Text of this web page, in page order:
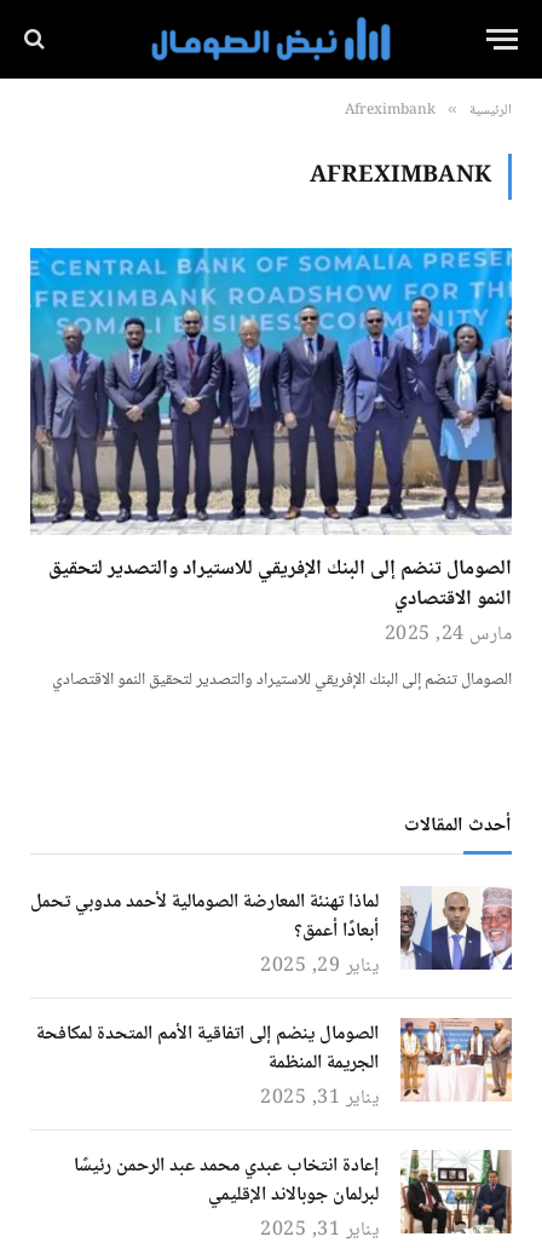
الرئيسية »
Afreximbank
AFREXIMBANK
الصومال تنضم إلى البنك الإفريقي للاستيراد والتصدير لتحقيق
النمو الاقتصادي
مارس 24, 2025
الصومال تنضم إلى البنك الإفريقي للاستيراد والتصدير لتحقيق النمو الاقتصادي
أحدث المقالات
لماذا تهنئة المعارضة الصومالية لأحمد مدوبي تحمل
أبعادًا أعمق؟
يناير 29, 2025
الصومال ينضم إلى اتفاقية الأمم المتحدة لمكافحة
الجريمة المنظمة
يناير 31, 2025
إعادة انتخاب عبدي محمد عبد الرحمن رئيسًا
لبرلمان جوبالاند الإقليمي
يناير 31, 2025